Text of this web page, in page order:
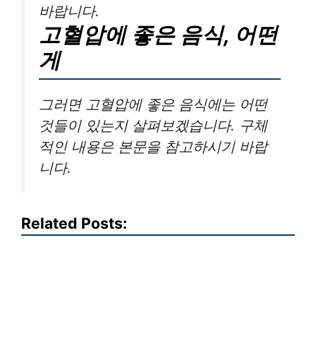
바랍니다.
고혈압에 좋은 음식, 어떤
게
그러면 고혈압에 좋은 음식에는 어떤
것들이 있는지 살펴보겠습니다. 구체
적인 내용은 본문을 참고하시기 바랍
니다.
Related Posts: